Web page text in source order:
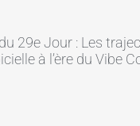
29e Jour : Les
à l’ère du Vibe